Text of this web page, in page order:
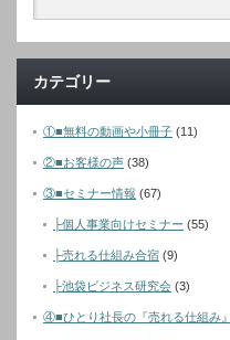
カテゴリー
①■無料の動画や小冊子 (11)
②■お客様の声 (38)
③■セミナー情報 (67)
├個人事業向けセミナー (55)
├売れる仕組み合宿 (9)
├池袋ビジネス研究会 (3)
④■ひとり社長の『売れる仕組み』